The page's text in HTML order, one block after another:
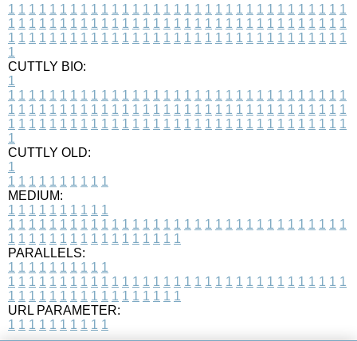
1 1 1 1 1 1 1 1 1 1 1 1 1 1 1 1 1 1 1 1 1 1 1 1 1 1 1 1 1 1 1 1 1
1 1 1 1 1 1 1 1 1 1 1 1 1 1 1 1 1 1 1 1 1 1 1 1 1 1 1 1 1 1 1 1 1
1 1 1 1 1 1 1 1 1 1 1 1 1 1 1 1 1 1 1 1 1 1 1 1 1 1 1 1 1 1 1 1 1
1
CUTTLY BIO:
1
1 1 1 1 1 1 1 1 1 1 1 1 1 1 1 1 1 1 1 1 1 1 1 1 1 1 1 1 1 1 1 1 1
1 1 1 1 1 1 1 1 1 1 1 1 1 1 1 1 1 1 1 1 1 1 1 1 1 1 1 1 1 1 1 1 1
1 1 1 1 1 1 1 1 1 1 1 1 1 1 1 1 1 1 1 1 1 1 1 1 1 1 1 1 1 1 1 1 1
1
CUTTLY OLD:
1
1 1 1 1 1 1 1 1 1 1
MEDIUM:
1 1 1 1 1 1 1 1 1 1
1 1 1 1 1 1 1 1 1 1 1 1 1 1 1 1 1 1 1 1 1 1 1 1 1 1 1 1 1 1 1 1 1
1 1 1 1 1 1 1 1 1 1 1 1 1 1 1 1 1
PARALLELS:
1 1 1 1 1 1 1 1 1 1
1 1 1 1 1 1 1 1 1 1 1 1 1 1 1 1 1 1 1 1 1 1 1 1 1 1 1 1 1 1 1 1 1
1 1 1 1 1 1 1 1 1 1 1 1 1 1 1 1 1
URL PARAMETER:
1 1 1 1 1 1 1 1 1 1